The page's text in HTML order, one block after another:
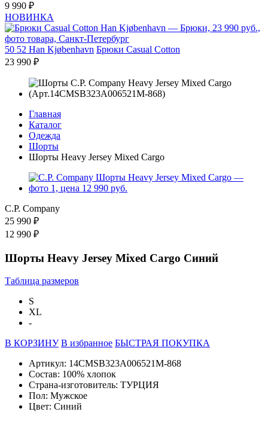
9 990 ₽
НОВИНКА
50 52 Han Kjøbenhavn Брюки Casual Cotton
23 990 ₽
Главная
Каталог
Одежда
Шорты
Шорты Heavy Jersey Mixed Cargo
C.P. Company
25 990 ₽
12 990 ₽
Шорты Heavy Jersey Mixed Cargo Синий
Таблица размеров
S
XL
-
В КОРЗИНУ В избранное БЫСТРАЯ ПОКУПКА
Артикул: 14CMSB323A006521M-868
Состав: 100% хлопок
Страна-изготовитель: ТУРЦИЯ
Пол: Мужское
Цвет: Синий